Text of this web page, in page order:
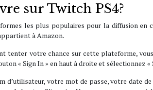
sur Twitch PS4?
les plus populaires pour la diffusion en
à Amazon.
tenter votre chance sur cette plateforme,
« Sign In » en haut à droite et sélectionnez
d’utilisateur, votre mot de passe, votre date